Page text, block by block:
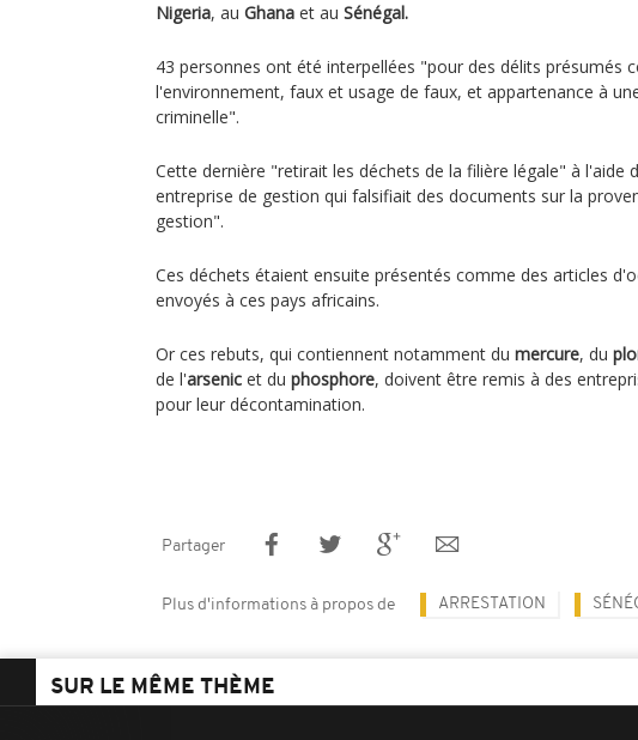
Nigeria, au Ghana et au Sénégal.
43 personnes ont été interpellées "pour des délits présumés
l'environnement, faux et usage de faux, et appartenance à
criminelle".
Cette dernière "retirait les déchets de la filière légale" à l'aide
entreprise de gestion qui falsifiait des documents sur la
gestion".
Ces déchets étaient ensuite présentés comme des articles
envoyés à ces pays africains.
Or ces rebuts, qui contiennent notamment du mercure, du
de l'arsenic et du phosphore, doivent être remis à des
pour leur décontamination.
Partager
Plus d'informations à propos de ARRESTATION
SUR LE MÊME THÈME